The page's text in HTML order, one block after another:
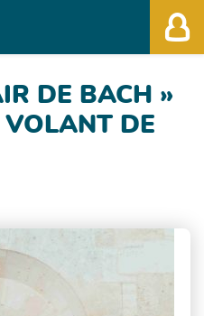
de Musique
DE BACH »
VOLANT DE